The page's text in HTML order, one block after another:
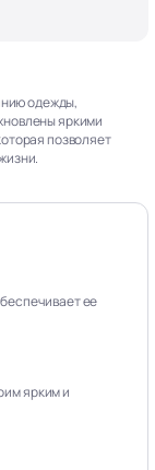
одежды,
яркими
позволяет
ее
ярким и